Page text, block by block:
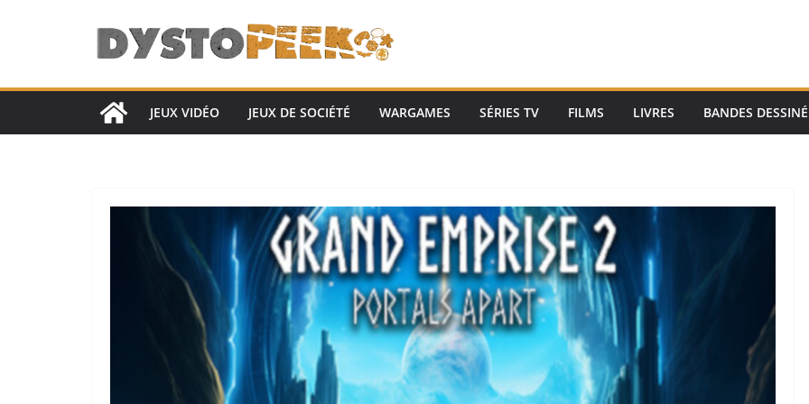
JEUX VIDÉO JEUX DE SOCIÉTÉ WARGAMES SÉRIES TV FILMS LIVRES BANDES